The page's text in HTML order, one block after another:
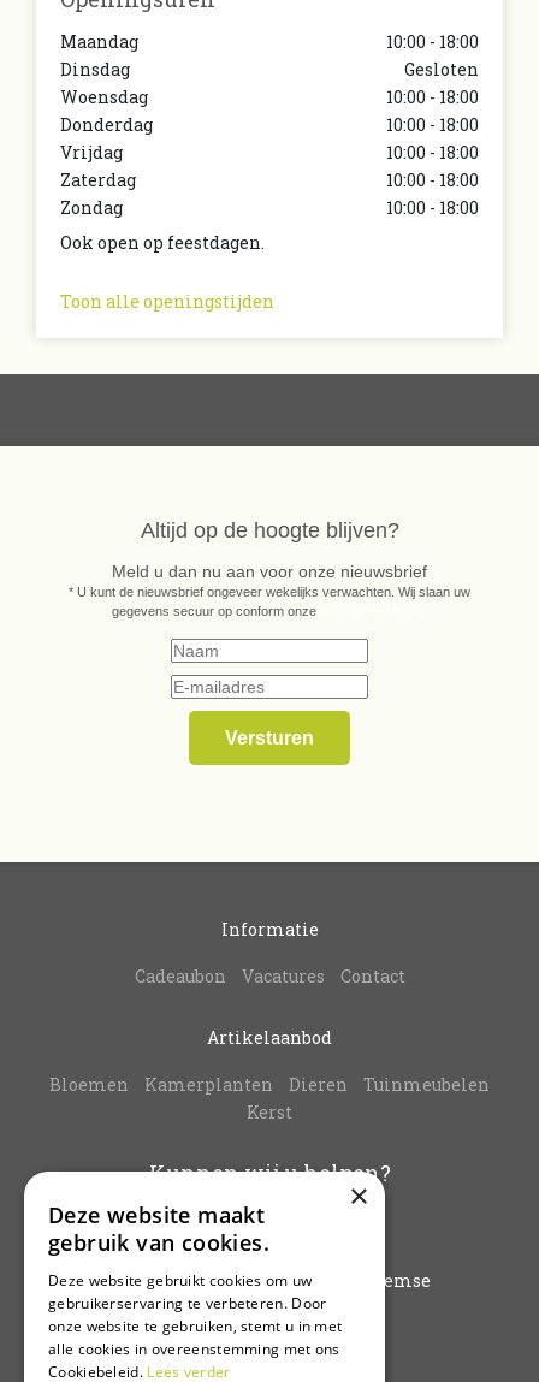
Maandag
10:00 - 18:00
Dinsdag
Gesloten
Woensdag
10:00 - 18:00
Donderdag
10:00 - 18:00
Vrijdag
10:00 - 18:00
Zaterdag
10:00 - 18:00
Zondag
10:00 - 18:00
Ook open op feestdagen.
Toon alle openingstijden
Altijd op de hoogte blijven?
Meld u dan nu aan voor onze nieuwsbrief
* U kunt de nieuwsbrief ongeveer wekelijks verwachten. Wij slaan uw
gegevens secuur op conform onze
Informatie
Cadeaubon Vacatures Contact
Artikelaanbod
Bloemen Kamerplanten Dieren
Tuinmeubelen
Kerst
Kunnen wij u helpen?
info@vanbuynder.be
03/771.38.20
Hoogkamerstraat 196 - 9140 Temse
Plan route
×
Deze website maakt
gebruik van cookies.
Deze website gebruikt cookies om uw
gebruikerservaring te verbeteren. Door
onze website te gebruiken, stemt u in met
alle cookies in overeenstemming met ons
Cookiebeleid. Lees verder